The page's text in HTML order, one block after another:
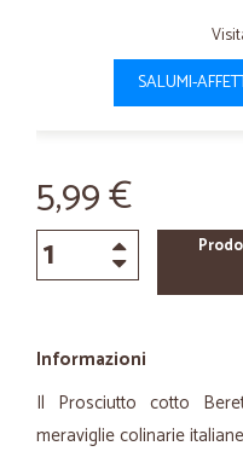
SALUMI-
5,99 €
Informazioni
Il Prosciutto cotto
meraviglie colinarie